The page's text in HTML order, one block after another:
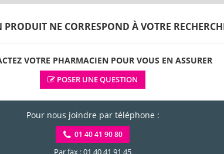
NE CORRESPOND À VOTRE
VOTRE PHARMACIEN POUR VOUS EN ASSURER
POSER UNE QUESTION
Pour nous joindre par téléphone :
01 40 41 90 80